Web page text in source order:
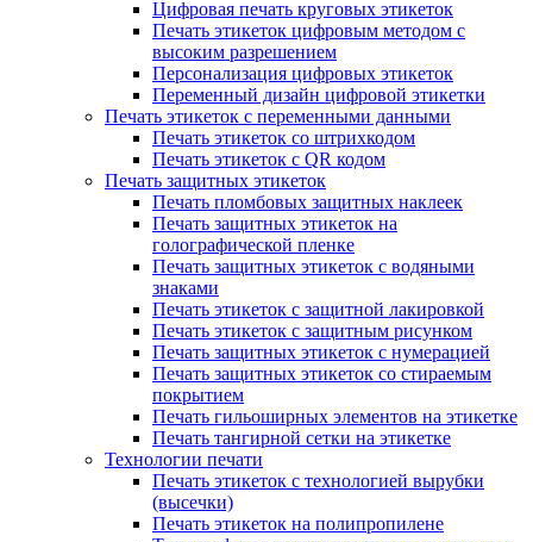
Цифровая печать круговых этикеток
Печать этикеток цифровым методом с
высоким разрешением
Персонализация цифровых этикеток
Переменный дизайн цифровой этикетки
Печать этикеток с переменными данными
Печать этикеток со штрихкодом
Печать этикеток с QR кодом
Печать защитных этикеток
Печать пломбовых защитных наклеек
Печать защитных этикеток на
голографической пленке
Печать защитных этикеток с водяными
знаками
Печать этикеток с защитной лакировкой
Печать этикеток с защитным рисунком
Печать защитных этикеток с нумерацией
Печать защитных этикеток со стираемым
покрытием
Печать гильоширных элементов на этикетке
Печать тангирной сетки на этикетке
Технологии печати
Печать этикеток с технологией вырубки
(высечки)
Печать этикеток на полипропилене